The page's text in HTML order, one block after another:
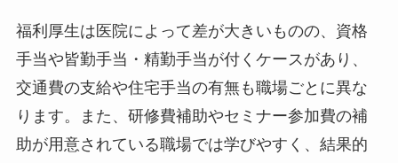
福利厚生は医院によって差が大きいものの、資格
手当や皆勤手当・精勤手当が付くケースがあり、
交通費の支給や住宅手当の有無も職場ごとに異な
ります。また、研修費補助やセミナー参加費の補
助が用意されている職場では学びやすく、結果的